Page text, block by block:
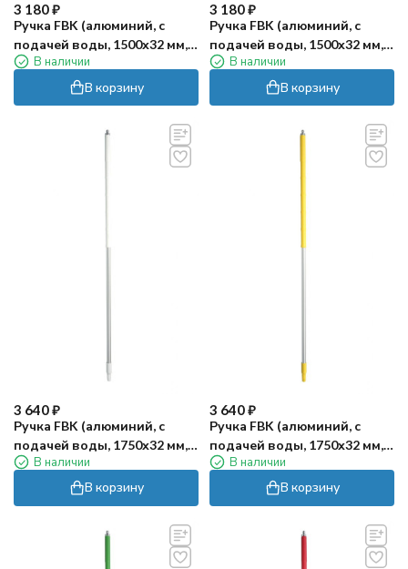
3 180₽
Ручка FBK (алюминий, с
подачей воды, 1500х32 мм,
красный)
В наличии
В корзину
3 180₽
Ручка FBK (алюминий, с
подачей воды, 1500х32 мм,
синий)В наличии
В корзину
3 640₽
Ручка FBK (алюминий, с
подачей воды, 1750х32 мм,
белый)
В наличии
В корзину
3 640₽
Ручка FBK (алюминий, с
подачей воды, 1750х32 мм,
желтый)
В наличии
В корзину